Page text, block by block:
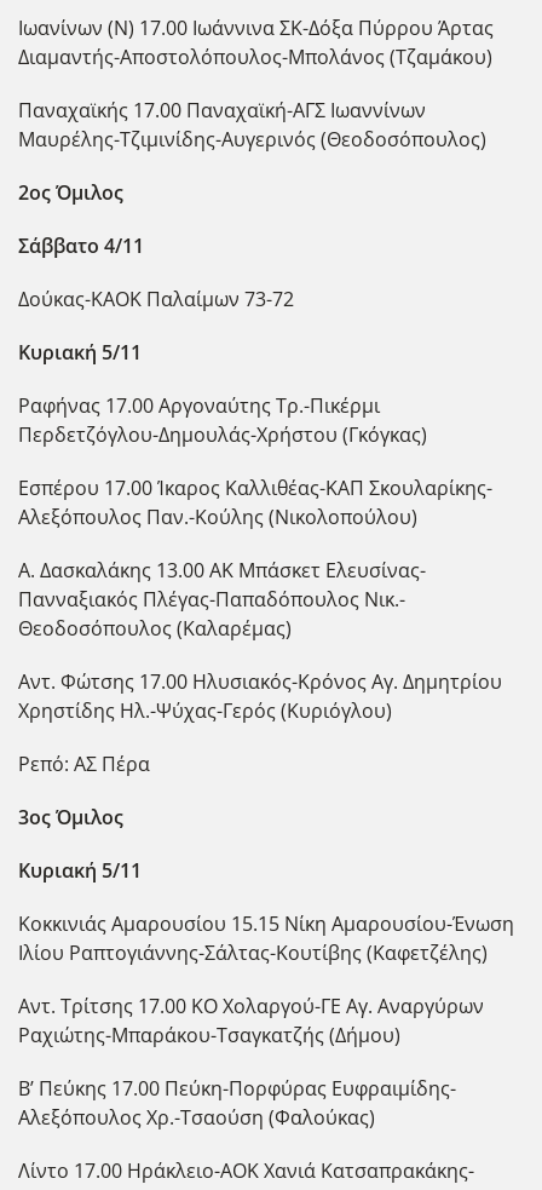
Ιωανίνων (Ν) 17.00 Ιωάννινα ΣΚ-Δόξα Πύρρου Άρτας
Διαμαντής-Αποστολόπουλος-Μπολάνος (Τζαμάκου)
Παναχαϊκής 17.00 Παναχαϊκή-ΑΓΣ Ιωαννίνων
Μαυρέλης-Τζιμινίδης-Αυγερινός (Θεοδοσόπουλος)
2ος Όμιλος
Σάββατο 4/11
Δούκας-ΚΑΟΚ Παλαίμων 73-72
Κυριακή 5/11
Ραφήνας 17.00 Αργοναύτης Τρ.-Πικέρμι
Περδετζόγλου-Δημουλάς-Χρήστου (Γκόγκας)
Εσπέρου 17.00 Ίκαρος Καλλιθέας-ΚΑΠ Σκουλαρίκης-
Αλεξόπουλος Παν.-Κούλης (Νικολοπούλου)
Α. Δασκαλάκης 13.00 ΑΚ Μπάσκετ Ελευσίνας-
Πανναξιακός Πλέγας-Παπαδόπουλος Νικ.-
Θεοδοσόπουλος (Καλαρέμας)
Αντ. Φώτσης 17.00 Ηλυσιακός-Κρόνος Αγ. Δημητρίου
Χρηστίδης Ηλ.-Ψύχας-Γερός (Κυριόγλου)
Ρεπό: ΑΣ Πέρα
3ος Όμιλος
Κυριακή 5/11
Κοκκινιάς Αμαρουσίου 15.15 Νίκη Αμαρουσίου-Ένωση
Ιλίου Ραπτογιάννης-Σάλτας-Κουτίβης (Καφετζέλης)
Αντ. Τρίτσης 17.00 ΚΟ Χολαργού-ΓΕ Αγ. Αναργύρων
Ραχιώτης-Μπαράκου-Τσαγκατζής (Δήμου)
Β’ Πεύκης 17.00 Πεύκη-Πορφύρας Ευφραιμίδης-
Αλεξόπουλος Χρ.-Τσαούση (Φαλούκας)
Λίντο 17.00 Ηράκλειο-ΑΟΚ Χανιά Κατσαπρακάκης-